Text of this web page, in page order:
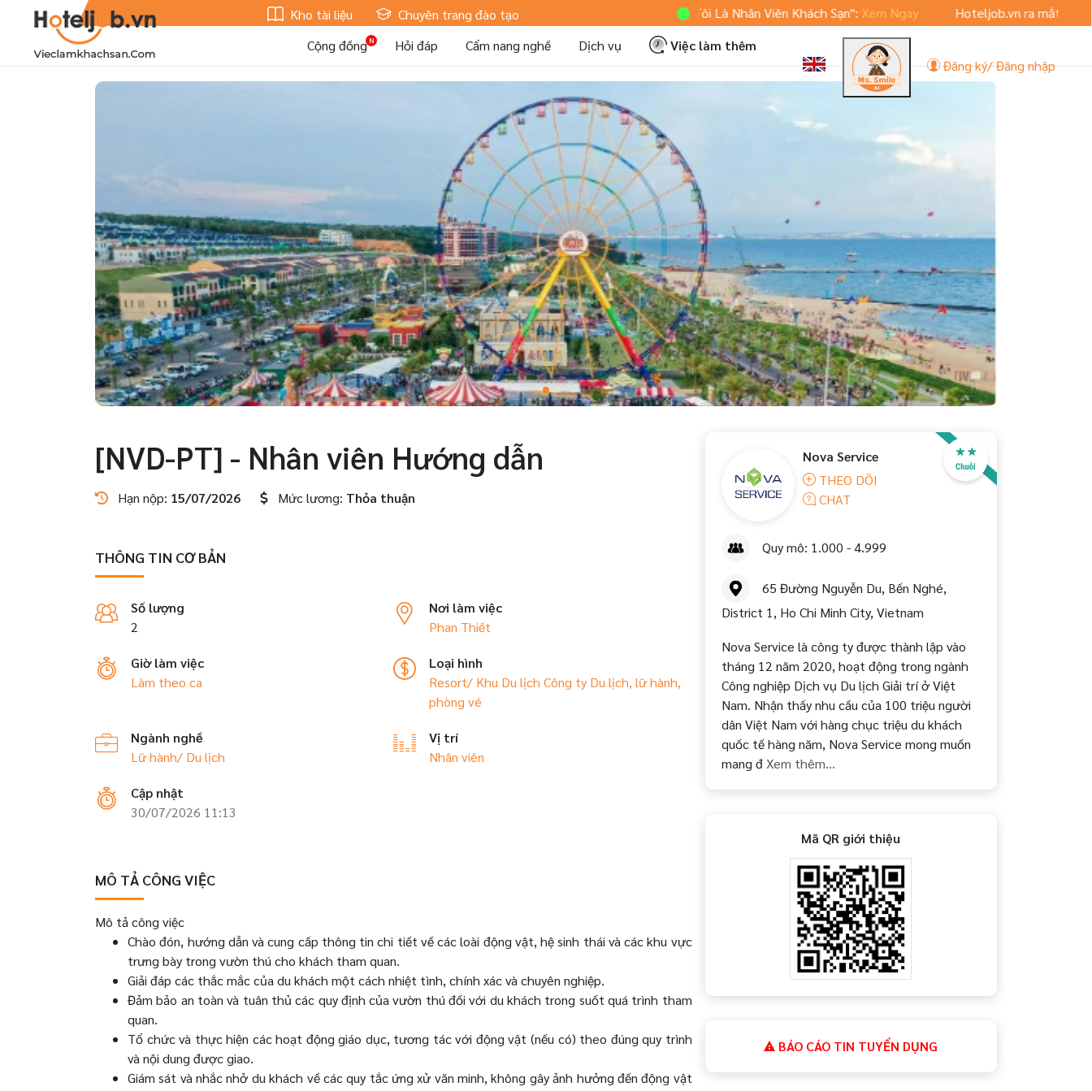
Kho tài liệu Chuyên trang đào tạo Hoteljob MV: "Tôi Là Nhân Viên Khách Sạn":Xem Ngay
Hoteljob.vn ra mắt phiên bản
Cộng đồng
Hỏi đáp Cẩm nang nghề Dịch vụ
Việc làm thêm
Đăng ký/ Đăng nhập
[NVD-PT] - Nhân viên Hướng dẫn
Hạn nộp: 15/07/2026 Mức lương: Thỏa thuận
THÔNG TIN CƠ BẢN
Số lượng
2
Nơi làm việc
Phan Thiết
Giờ làm việc
Làm theo ca
Loại hình
Resort/ Khu Du lịchCông ty Du lịch, lữ hành,
phòng vé
Ngành nghề
Lữ hành/ Du lịch
Vị trí
Nhân viên
Cập nhật
30/07/2026 11:13
MÔ TẢ CÔNG VIỆC
Mô tả công việc
Chào đón, hướng dẫn và cung cấp thông tin chi tiết về các loài động vật, hệ sinh thái và các khu vực
trưng bày trong vườn thú cho khách tham quan.
Giải đáp các thắc mắc của du khách một cách nhiệt tình, chính xác và chuyên nghiệp.
Đảm bảo an toàn và tuân thủ các quy định của vườn thú đối với du khách trong suốt quá trình tham
quan.
Tổ chức và thực hiện các hoạt động giáo dục, tương tác với động vật (nếu có) theo đúng quy trình
và nội dung được giao.
Giám sát và nhắc nhở du khách về các quy tắc ứng xử văn minh, không gây ảnh hưởng đến động vật
Nova Service
THEO DÕI
CHAT
Quy mô: 1.000 - 4.999
65 Đường Nguyễn Du, Bến Nghé,
District 1, Ho Chi Minh City, Vietnam
Nova Service là công ty được thành lập vào
tháng 12 năm 2020, hoạt động trong ngành
Công nghiệp Dịch vụ Du lịch Giải trí ở Việt
Nam. Nhận thấy nhu cầu của 100 triệu người
dân Việt Nam với hàng chục triệu du khách
quốc tế hàng năm, Nova Service mong muốn
mang đXem thêm...
Mã QR giới thiệu
BÁO CÁO TIN TUYỂN DỤNG